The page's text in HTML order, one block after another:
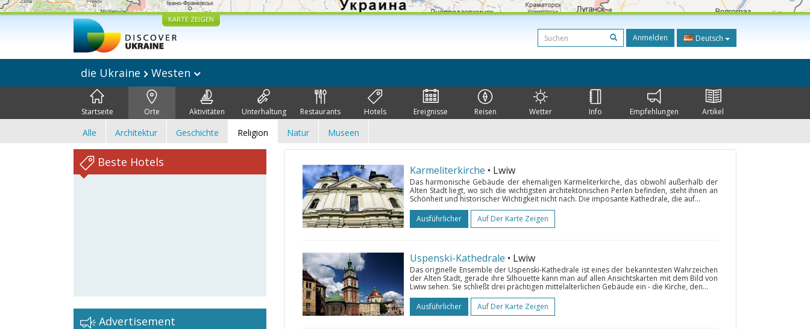
KARTE ZEIGEN
Anmelden Deutsch
die Ukraine Westen
Startseite Orte Aktivitäten Unterhaltung Restaurants Hotels Ereignisse Reisen Wetter Info Empfehlungen Artikel
Alle Architektur Geschichte Religion Natur Museen
Beste Hotels
Advertisement
Karmeliterkirche • Lwiw
Das harmonische Gebäude der ehemaligen Karmeliterkirche, das obwohl außerhalb der
Alten Stadt liegt, wo sich die wichtigsten architektonischen Perlen befinden, steht ihnen an
Schönheit und historischer Wichtigkeit nicht nach. Die imposante Kathedrale, die auf...
Ausführlicher
Auf Der Karte Zeigen
Uspenski-Kathedrale • Lwiw
Das originelle Ensemble der Uspenski-Kathedrale ist eines der bekanntesten Wahrzeichen
der Alten Stadt, gerade ihre Silhouette kann man auf allen Ansichtskarten mit dem Bild von
Lwiw sehen. Sie schließt drei prächtigen mittelalterlichen Gebäude ein - die Kirche, den...
Ausführlicher
Auf Der Karte Zeigen